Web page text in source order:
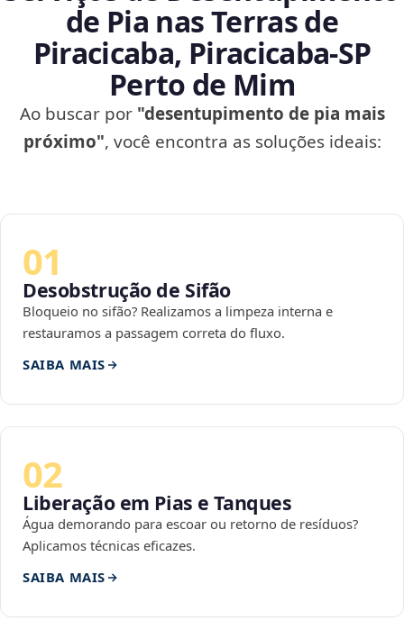
de Pia nas Terras de
Piracicaba, Piracicaba‑SP
Perto de Mim
Ao buscar por "desentupimento de pia mais
próximo", você encontra as soluções ideais:
01
Desobstrução de Sifão
Bloqueio no sifão? Realizamos a limpeza interna e
restauramos a passagem correta do fluxo.
SAIBA MAIS
02
Liberação em Pias e Tanques
Água demorando para escoar ou retorno de resíduos?
Aplicamos técnicas eficazes.
SAIBA MAIS